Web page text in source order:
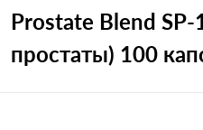
Prostate Blend
простаты) 100